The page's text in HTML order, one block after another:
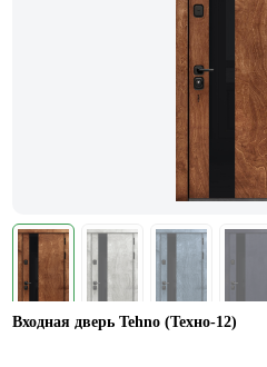
Входная дверь Tehno (Техно-12)